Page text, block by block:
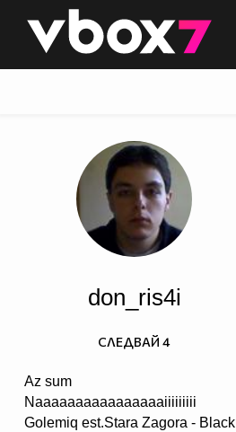
👾
don_ris4i
Az sum
Naaaaaaaaaaaaaaaaiiiiiiiii
Golemiq est.Stara Zagora - Black
СЛЕДВАЙ 4